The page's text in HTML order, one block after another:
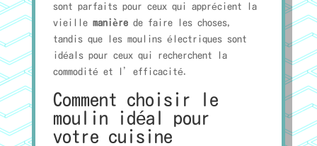
sont parfaits pour ceux qui apprécient la
vieille manièrede faire les choses,
tandis que les moulins électriques sont
idéals pour ceux qui recherchent la
commodité et l’efficacité.
Comment choisir le
moulin idéal pour
votre cuisine